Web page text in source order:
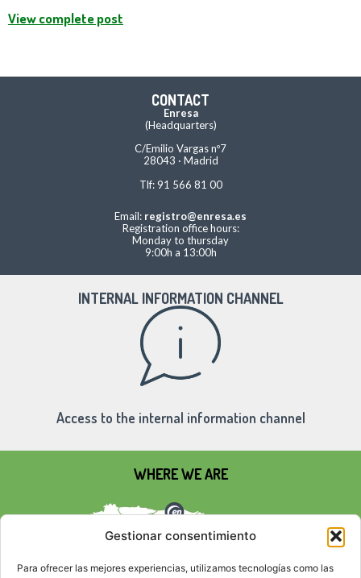
Gestionar consentimiento
Para ofrecer las mejores experiencias, utilizamos tecnologías como las
View complete post
CONTACT
Enresa
(Headquarters)
C/Emilio Vargas nº7
28043 · Madrid
Tlf: 91 566 81 00
Email: registro@enresa.es
Registration office hours:
Monday to thursday
9:00h a 13:00h
INTERNAL INFORMATION CHANNEL
Access to the internal information channel
WHERE WE ARE